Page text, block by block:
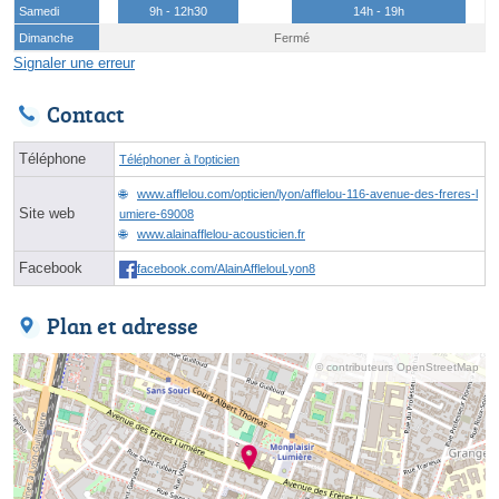
Samedi
9h - 12h30
14h - 19h
Dimanche
Fermé
Signaler une erreur
Contact
Téléphone Téléphoner à l'opticien
Site web
www.afflelou.com/opticien/lyon/afflelou-116-avenue-des-freres-l
umiere-69008
www.alainafflelou-acousticien.fr
Facebook facebook.com/AlainAfflelouLyon8
Plan et adresse
© contributeurs OpenStreetMap